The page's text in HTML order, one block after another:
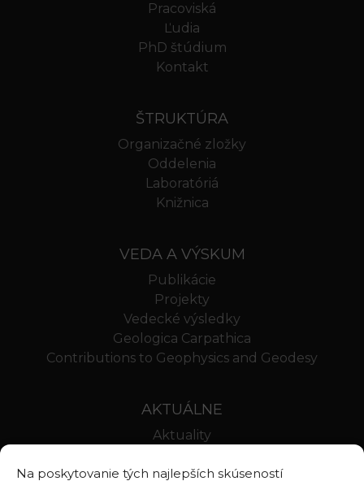
Na poskytovanie tých najlepších skúseností
Pracoviská
Ľudia
PhD štúdium
Kontakt
ŠTRUKTÚRA
Organizačné zložky
Oddelenia
Laboratóriá
Knižnica
VEDA A VÝSKUM
Publikácie
Projekty
Vedecké výsledky
Geologica Carpathica
Contributions to Geophysics and Geodesy
AKTUÁLNE
Aktuality
Stravovanie SAV